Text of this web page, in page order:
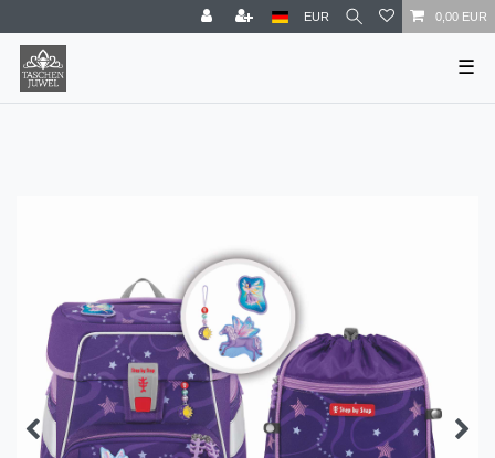
EUR 0,00 EUR
☰